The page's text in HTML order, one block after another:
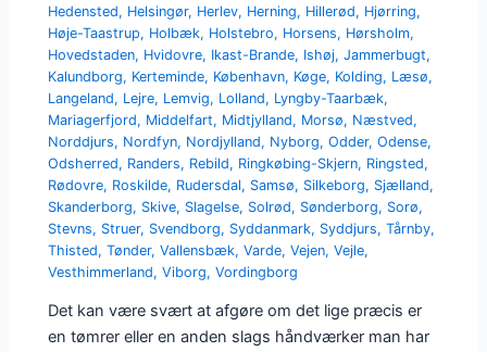
Hedensted, Helsingør, Herlev, Herning, Hillerød, Hjørring,
Høje-Taastrup, Holbæk, Holstebro, Horsens, Hørsholm,
Hovedstaden, Hvidovre, Ikast-Brande, Ishøj,Jammerbugt,
Kalundborg, Kerteminde, København, Køge, Kolding, Læsø,
Langeland, Lejre, Lemvig, Lolland, Lyngby-Taarbæk,
Mariagerfjord, Middelfart, Midtjylland, Morsø, Næstved,
Norddjurs, Nordfyn, Nordjylland, Nyborg,Odder,Odense,
Odsherred, Randers, Rebild, Ringkøbing-Skjern, Ringsted,
Rødovre, Roskilde, Rudersdal, Samsø, Silkeborg, Sjælland,
Skanderborg, Skive, Slagelse, Solrød, Sønderborg, Sorø,
Stevns, Struer, Svendborg, Syddanmark, Syddjurs,Tårnby,
Thisted,Tønder,Vallensbæk,Varde,Vejen,Vejle,
Vesthimmerland,Viborg,Vordingborg
Det kan være svært at afgøre om det lige præcis er
en tømrer eller en anden slags håndværker man har